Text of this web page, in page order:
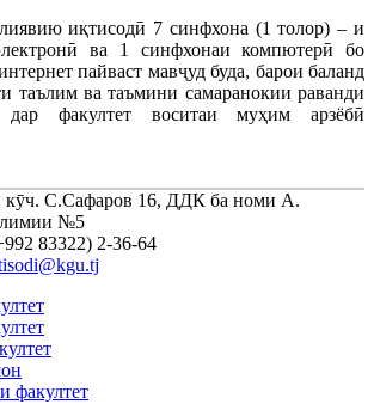
иқтисодӣ 7 синфхона (1 толор) – и
ва 1 синфхонаи компютерӣ бо
пайваст мавҷуд буда, барои баланд
таълим ва таъмини самаранокии раванди
дар факултет воситаи муҳим арзёбӣ
кӯч. С.Сафаров 16, ДДК ба номи А.
№5
83322) 2-36-64
факултет